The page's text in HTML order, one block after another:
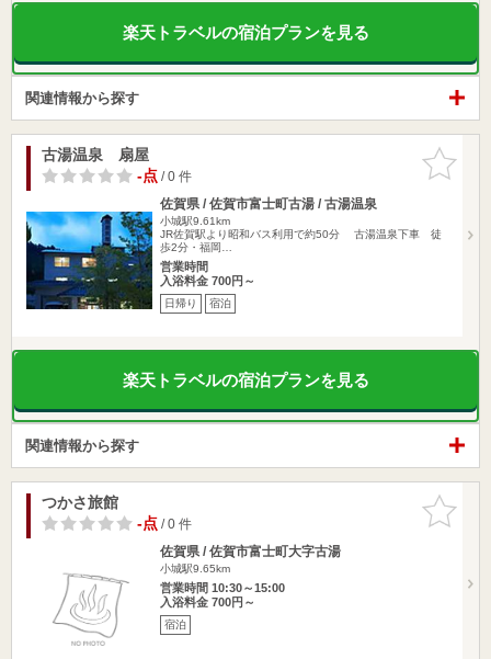
楽天トラベルの宿泊プランを見る
関連情報から探す
お気に入
りに追加
古湯温泉 扇屋
-点/ 0 件
佐賀県 / 佐賀市富士町古湯 / 古湯温泉
小城駅9.61km
JR佐賀駅より昭和バス利用で約50分 古湯温泉下車 徒
歩2分・福岡…
営業時間
入浴料金 700円～
日帰り 宿泊
楽天トラベルの宿泊プランを見る
関連情報から探す
お気に入
りに追加
つかさ旅館
-点/ 0 件
佐賀県 / 佐賀市富士町大字古湯
小城駅9.65km
営業時間 10:30～15:00
入浴料金 700円～
宿泊